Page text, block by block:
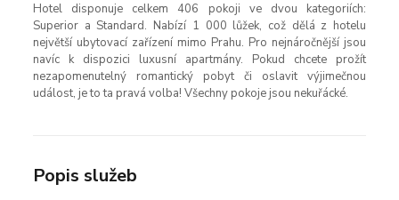
Hotel disponuje celkem 406 pokoji ve dvou kategoriích:
Superior a Standard. Nabízí 1 000 lůžek, což dělá z hotelu
největší ubytovací zařízení mimo Prahu. Pro nejnáročnější jsou
navíc k dispozici luxusní apartmány. Pokud chcete prožít
nezapomenutelný romantický pobyt či oslavit výjimečnou
událost, je to ta pravá volba! Všechny pokoje jsou nekuřácké.
Popis služeb